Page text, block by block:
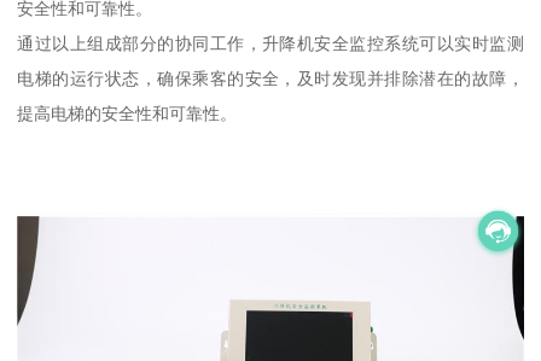
安全性和可靠性。
通过以上组成部分的协同工作，升降机安全监控系统可以实时监测
电梯的运行状态，确保乘客的安全，及时发现并排除潜在的故障，
提高电梯的安全性和可靠性。